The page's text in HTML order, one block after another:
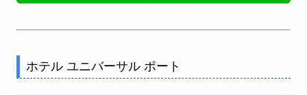
ホテル ユニバーサル ポート